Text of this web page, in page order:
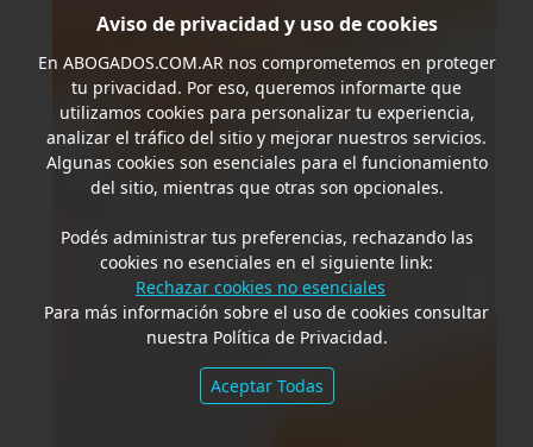
Aviso de privacidad y uso de cookies
En ABOGADOS.COM.ARnos comprometemos en proteger
tu privacidad. Por eso, queremos informarte que
utilizamos cookies para personalizar tu experiencia,
analizar el tráfico del sitio y mejorar nuestros servicios.
Algunas cookies son esenciales para el funcionamiento
del sitio, mientras que otras son opcionales.
Podés administrar tus preferencias, rechazando las
cookies no esenciales en el siguiente link:
Rechazar cookies no esenciales
Para más información sobre el uso de cookies consultar
nuestra Política de Privacidad.
Aceptar Todas